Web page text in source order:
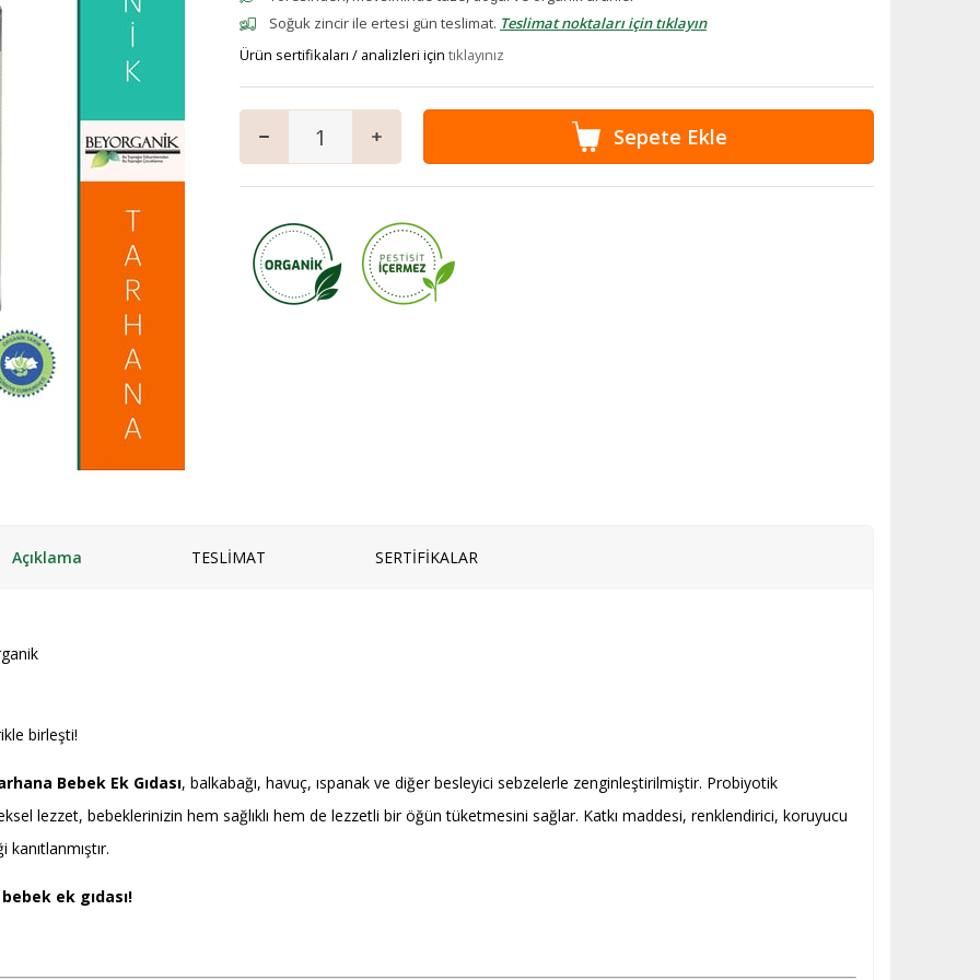
Kaymaklı
Jersey Yoğurt
Yoğurt mayası
Salam
Granola
ve Kek Karışımları
Tatlı
Vegan Ürünler
Anne & Çocuk
İçecekler
Mezeler
Ana Yemekler
Zeytinyağlılar
ve Jeli
Soğuk zincir ile ertesi gün teslimat. Teslimat noktaları için tıklayın
Ürün sertifikaları / analizleri için tıklayınız
Açıklama TESLİMAT SERTİFİKALAR
birleşti!
Bebek Ek Gıdası, balkabağı, havuç, ıspanak ve diğer besleyici sebzelerle zenginleştirilmiştir. Probiyotik
lezzet, bebeklerinizin hem sağlıklı hem de lezzetli bir öğün tüketmesini sağlar. Katkı maddesi, renklendirici, koruyucu
ek gıdası!